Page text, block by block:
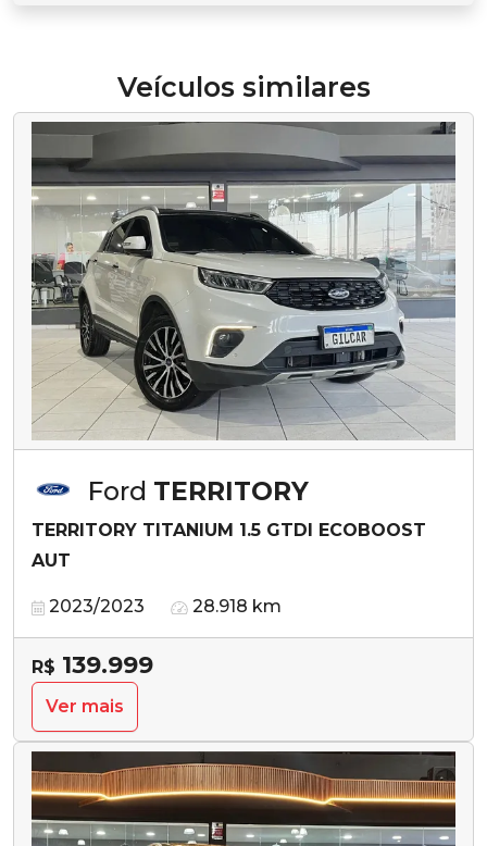
Veículos similares
Ford TERRITORY
TERRITORY TITANIUM 1.5 GTDI ECOBOOST
AUT
2023/2023 28.918 km
R$ 139.999
Ver mais